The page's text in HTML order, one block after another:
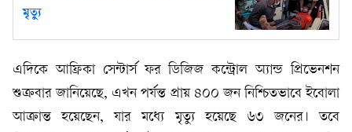
মৃত্যু
এদিকে আফ্রিকা সেন্টার্স ফর ডিজিজ কন্ট্রোল অ্যান্ড প্রিভেনশন
শুক্রবার জানিয়েছে, এখন পর্যন্ত প্রায় ৪০০ জন নিশ্চিতভাবে ইবোলা
আক্রান্ত হয়েছেন, যার মধ্যে মৃত্যু হয়েছে ৬৩ জনের। তবে